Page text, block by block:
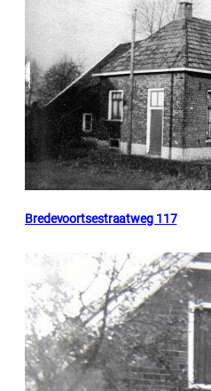
Bredevoortsestraatweg 117